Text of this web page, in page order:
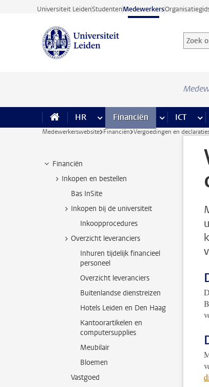
Ga direct naar de inhoud
Universiteit LeidenStudentenMedewerkers
Zoek
HR meer HR pagina’s
Financiën meerICT
Medewerkerswebsite Financiën Vergoedingen en
Financiën
Inkopen en bestellen
Bas InSite
Inkopen bij de universiteit
Inkoopprocedures
Overzicht leveranciers
Inhuren tijdelijk financieel
personeel
Overzicht leveranciers
Buitenlandse dienstreizen
Hotels Leiden en Den Haag
Kantoorartikelen en
computersupplies
Meubilair
Bloemen
Vastgoed